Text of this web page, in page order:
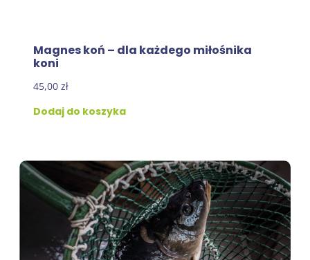
Magnes koń – dla każdego miłośnika
koni
45,00 zł
Dodaj do koszyka